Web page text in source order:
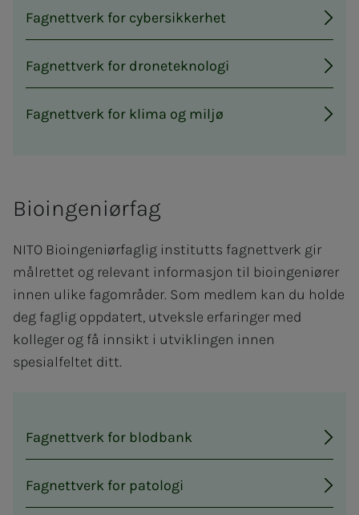
Fagnettverk for cybersikkerhet
Fagnettverk for droneteknologi
Fagnettverk for klima og miljø
Bioingeniørfag
NITO Bioingeniørfaglig institutts fagnettverk gir
målrettet og relevant informasjon til bioingeniører
innen ulike fagområder. Som medlem kan du holde
deg faglig oppdatert, utveksle erfaringer med
kolleger og få innsikt i utviklingen innen
spesialfeltet ditt.
Fagnettverk for blodbank
Fagnettverk for patologi